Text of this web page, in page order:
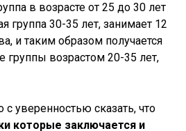
в возрасте от 25 до 30 лет
группа 30-35 лет, занимает 12
и таким образом получается
группы возрастом 20-35 лет,
уверенностью сказать, что
которые заключается и